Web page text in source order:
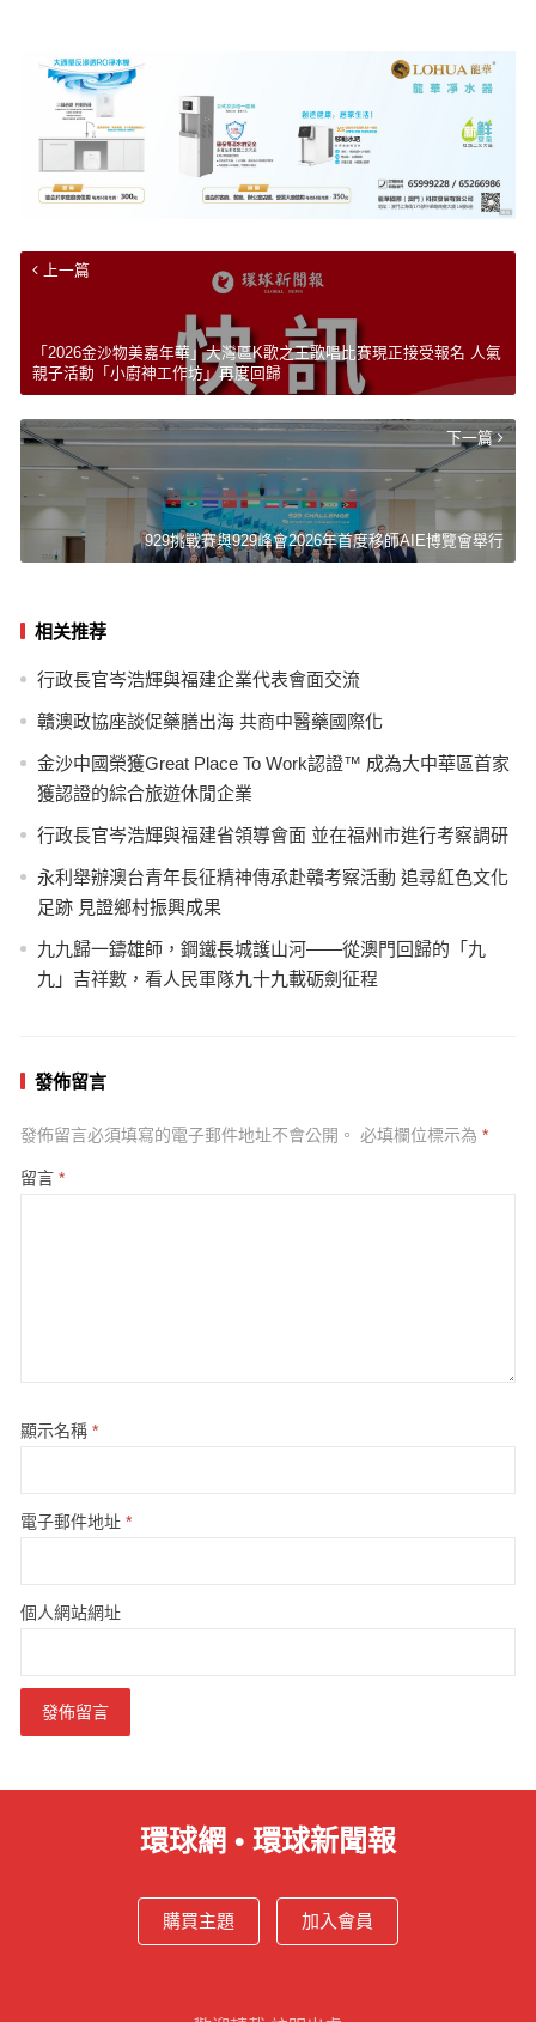
上一篇
「2026金沙物美嘉年華」大灣區K歌之王歌唱比賽現正接受報名 人氣
親子活動「小廚神工作坊」再度回歸
下一篇
929挑戰賽與929峰會2026年首度移師AIE博覽會舉行
相关推荐
行政長官岑浩輝與福建企業代表會面交流
贛澳政協座談促藥膳出海 共商中醫藥國際化
金沙中國榮獲Great Place To Work認證™ 成為大中華區首家
獲認證的綜合旅遊休閒企業
行政長官岑浩輝與福建省領導會面 並在福州市進行考察調研
永利舉辦澳台青年長征精神傳承赴贛考察活動 追尋紅色文化
足跡 見證鄉村振興成果
九九歸一鑄雄師，鋼鐵長城護山河——從澳門回歸的「九
九」吉祥數，看人民軍隊九十九載砺劍征程
發佈留言
發佈留言必須填寫的電子郵件地址不會公開。 必填欄位標示為 *
留言 *
顯示名稱 *
電子郵件地址 *
個人網站網址
環球網 • 環球新聞報
購買主題 加入會員